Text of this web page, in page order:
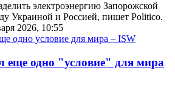
электроэнергию Запорожской
Украиной и Россией, пишет Politico.
2026, 10:55
еще одно "условие" для мира